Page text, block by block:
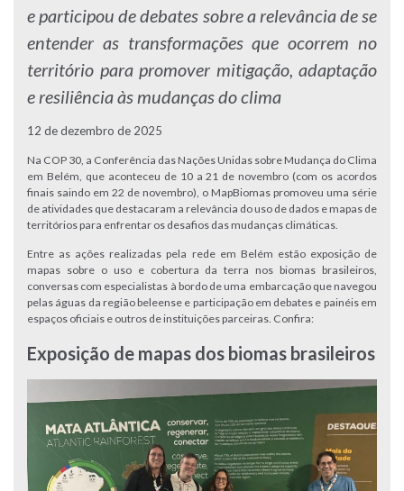
e participou de debates sobre a relevância de se
entender as transformações que ocorrem no
território para promover mitigação, adaptação
e resiliência às mudanças do clima
12 de dezembro de 2025
Na COP 30, a Conferência das Nações Unidas sobre Mudança do Clima
em Belém, que aconteceu de 10 a 21 de novembro (com os acordos
finais saindo em 22 de novembro), o MapBiomas promoveu uma série
de atividades que destacaram a relevância do uso de dados e mapas de
territórios para enfrentar os desafios das mudanças climáticas.
Entre as ações realizadas pela rede em Belém estão exposição de
mapas sobre o uso e cobertura da terra nos biomas brasileiros,
conversas com especialistas à bordo de uma embarcação que navegou
pelas águas da região beleense e participação em debates e painéis em
espaços oficiais e outros de instituições parceiras. Confira:
Exposição de mapas dos biomas brasileiros